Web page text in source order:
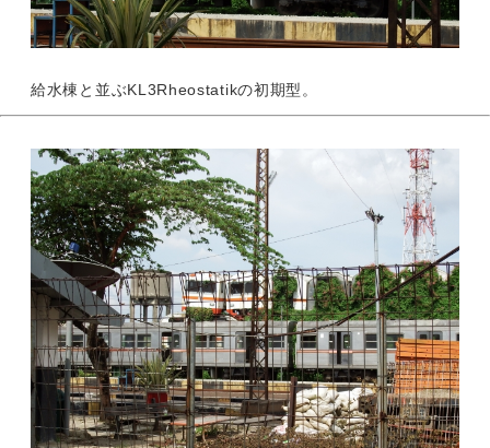
給水棟と並ぶKL3Rheostatikの初期型。